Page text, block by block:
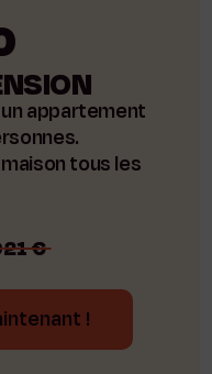
appartement
tous les
€
!